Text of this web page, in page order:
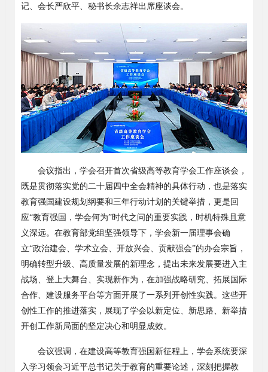
记、会长严欣平、秘书长余志祥出席座谈会。
会议指出，学会召开首次省级高等教育学会工作座谈会，
既是贯彻落实党的二十届四中全会精神的具体行动，也是落实
教育强国建设规划纲要和三年行动计划的关键举措，更是回
应“教育强国，学会何为”时代之问的重要实践，时机特殊且意
义深远。在教育部党组坚强领导下，学会新一届理事会确
立“政治建会、学术立会、开放兴会、贡献强会”的办会宗旨，
明确转型升级、高质量发展的新理念，提出未来发展要进入主
战场、登上大舞台、实现新作为，在加强战略研究、拓展国际
合作、建设服务平台等方面开展了一系列开创性实践。这些开
创性工作的推进落实，展现了学会以新定位、新思路、新举措
开创工作新局面的坚定决心和明显成效。
会议强调，在建设高等教育强国新征程上，学会系统要深
入学习领会习近平总书记关于教育的重要论述，深刻把握教